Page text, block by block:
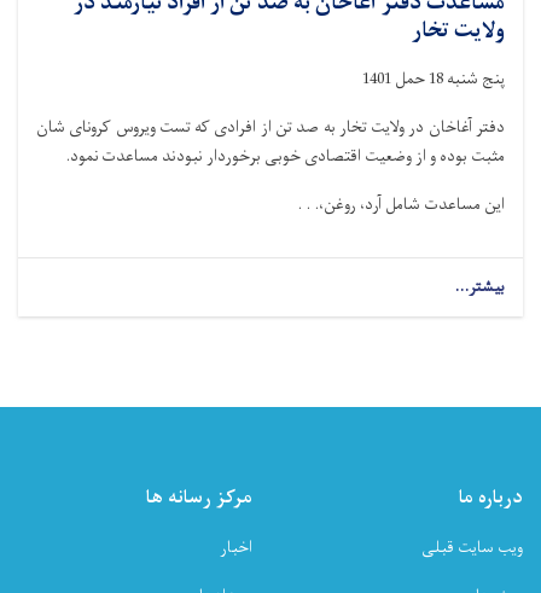
ولایت تخار
پنج شنبه 18 حمل 1401
دفتر آغاخان در ولایت تخار به صد تن از افرادی که تست ویروس کرونای شان
مثبت بوده و از وضعیت اقتصادی خوبی برخوردار نبودند مساعدت نمود.
این مساعدت شامل آرد، روغن،. . .
بیشتر...
درباره ما
ویب سایت قبلی
مرکز رسانه ها
اخبار